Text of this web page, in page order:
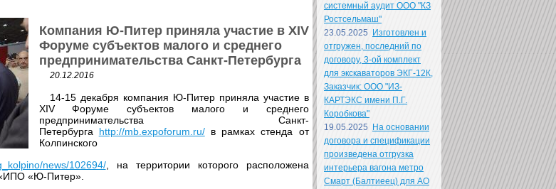
Компания Ю-Питер приняла участие в XIV
Форуме субъектов малого и среднего
предпринимательства Санкт-Петербурга
20.12.2016
14-15 декабря компания Ю-Питер приняла участие в
XIV Форуме субъектов малого и среднего
предпринимательства Санкт-
Петербурга http://mb.expoforum.ru/в рамках стенда от
Колпинского
news/102694/, на территории которого расположена
«Ю-Питер».
системный аудит ООО "КЗ
Ростсельмаш"
23.05.2025 Изготовлен и
отгружен, последний по
договору, 3-ой комплект
для экскаваторов ЭКГ-12К,
Заказчик: ООО "ИЗ-
КАРТЭКС имени П.Г.
Коробкова"
19.05.2025 На основании
договора и спецификации
произведена отгрузка
интерьера вагона метро
Смарт (Балтиеец) для АО